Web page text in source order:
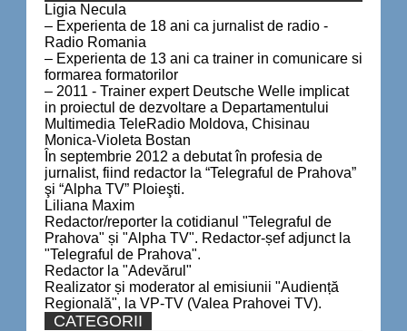
Ligia Necula
– Experienta de 18 ani ca jurnalist de radio -
Radio Romania
– Experienta de 13 ani ca trainer in comunicare si
formarea formatorilor
– 2011 - Trainer expert Deutsche Welle implicat
in proiectul de dezvoltare a Departamentului
Multimedia TeleRadio Moldova, Chisinau
Monica-Violeta Bostan
În septembrie 2012 a debutat în profesia de
jurnalist, fiind redactor la “Telegraful de Prahova”
şi “Alpha TV” Ploieşti.
Liliana Maxim
Redactor/reporter la cotidianul "Telegraful de
Prahova" și "Alpha TV". Redactor-șef adjunct la
"Telegraful de Prahova".
Redactor la "Adevărul"
Realizator și moderator al emisiunii "Audiență
Regională", la VP-TV (Valea Prahovei TV).
CATEGORII